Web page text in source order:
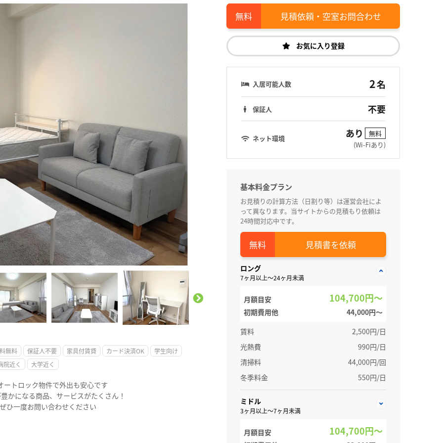
無料 保証人不要 家具付賃貸 カード決済OK
学生向け
院近く
大学近く
トロック物件で外出も安心です
かになる商品、サービスがたくさん！
ひ一度お問い合わせください
見積依頼・空室お問合わせ
お気に入り登録
入居可能人数 2名
保証人 不要
ネット環境 あり
無料
(Wi-Fiあり)
基本料金プラン
お見積りの計算方法（日割り等）は運営会社によ
って異なります。当サイトからの見積もり依頼は
24時間対応中です。
見積書を依頼
ロング
7ヶ月以上～24ヶ月未満
月額目安 104,700円～
初期費用他
44,000円〜
賃料
2,500円/日
光熱費
990円/日
清掃料
44,000円/回
冬季料金
550円/日
ミドル
3ヶ月以上～7ヶ月未満
月額目安 104,700円～